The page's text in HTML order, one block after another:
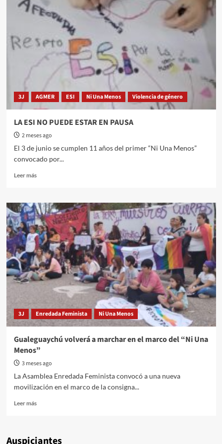
3J AGMER ESI Ni Una Menos Violencia de género
LA ESI NO PUEDE ESTAR EN PAUSA
2 meses ago
El 3 de junio se cumplen 11 años del primer “Ni Una Menos”
convocado por...
Leer másRead
LA
ESI
NO
PUEDE
ESTAR
EN
PAUSA
3J Enredada Feminista Ni Una Menos
Gualeguaychú volverá a marchar en el marco del “Ni Una
Menos”
3 meses ago
La Asamblea Enredada Feminista convocó a una nueva
movilización en el marco de la consigna...
Leer másRead
volverá
Auspiciantes